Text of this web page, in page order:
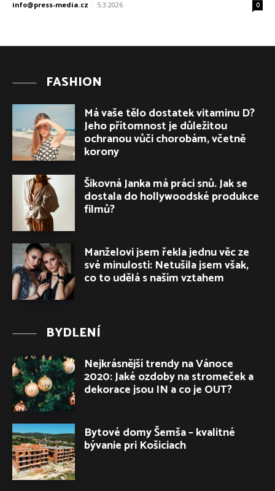
info@press-media.cz - 5.3.2026 0
FASHION
Má vaše tělo dostatek vitaminu D?
Jeho přítomnost je důležitou
ochranou vůči chorobám, včetně
korony
Šikovná Janka má práci snů. Jak se
dostala do hollywoodské produkce
filmů?
Manželovi jsem řekla jednu věc ze
své minulosti: Netušila jsem však,
co to udělá s naším vztahem
BYDLENÍ
Nejkrásnější trendy na Vánoce
2020: Jaké ozdoby na stromeček a
dekorace jsou IN a co je OUT?
Bytové domy Šemša – kvalitné
bývanie pri Košiciach